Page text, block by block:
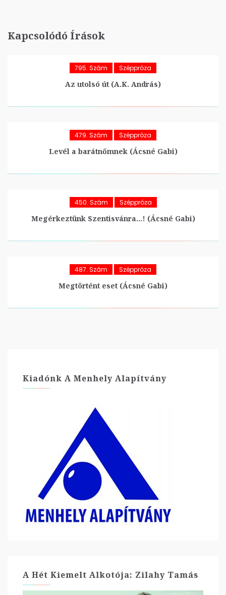
Kapcsolódó Írások
795. Szám Széppróza
Az utolsó út (A.K. András)
479. Szám Széppróza
Levél a barátnőmnek (Ácsné Gabi)
450. Szám Széppróza
Megérkeztünk Szentisvánra…! (Ácsné Gabi)
487. Szám Széppróza
Megtörtént eset (Ácsné Gabi)
Kiadónk A Menhely Alapítvány
A Hét Kiemelt Alkotója: Zilahy Tamás